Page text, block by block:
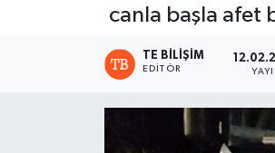
canla başla afet
TE BILIŞIM
EDITÖR
Son Dakika Haberleri